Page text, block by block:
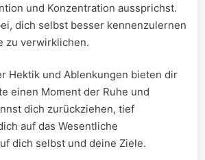
und⁣ Konzentration aussprichst.
dich selbst besser kennenzulernen
zu verwirklichen.
Hektik und Ablenkungen⁢ bieten dir⁤
einen Moment der Ruhe und
dich zurückziehen, tief
auf das Wesentliche
dich⁢ selbst und deine Ziele.